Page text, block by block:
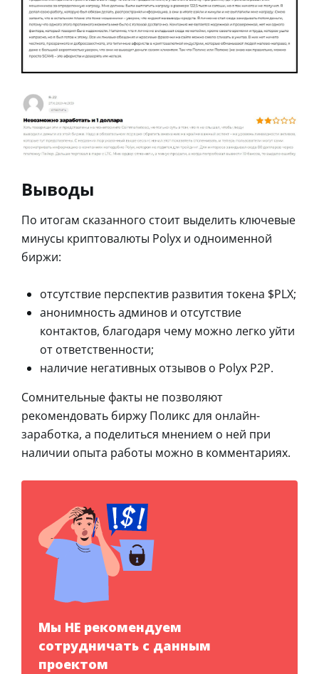
Выводы
По итогам сказанного стоит выделить ключевые
минусы криптовалюты Polyx и одноименной
биржи:
отсутствие перспектив развития токена $PLX;
анонимность админов и отсутствие
контактов, благодаря чему можно легко уйти
от ответственности;
наличие негативных отзывов о Polyx P2P.
Сомнительные факты не позволяют
рекомендовать биржу Поликс для онлайн-
заработка, а поделиться мнением о ней при
наличии опыта работы можно в комментариях.
Мы НЕ рекомендуем
сотрудничать с данным
проектом